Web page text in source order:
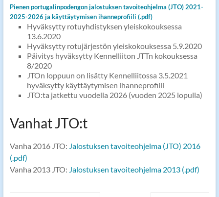
Pienen portugalinpodengon jalostuksen tavoiteohjelma (JTO) 2021-
2025-2026 ja käyttäytymisen ihanneprofiili (.pdf)
Hyväksytty rotuyhdistyksen yleiskokouksessa
13.6.2020
Hyväksytty rotujärjestön yleiskokouksessa 5.9.2020
Päivitys hyväksytty Kennelliiton JTTn kokouksessa
8/2020
JTOn loppuun on lisätty Kennelliitossa 3.5.2021
hyväksytty käyttäytymisen ihanneprofiili
JTO:ta jatkettu vuodella 2026 (vuoden 2025 lopulla)
Vanhat JTO:t
Vanha 2016 JTO: Jalostuksen tavoiteohjelma (JTO) 2016
(.pdf)
Vanha 2013 JTO: Jalostuksen tavoiteohjelma 2013 (.pdf)